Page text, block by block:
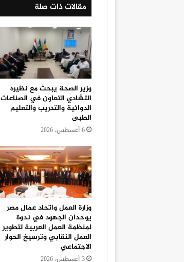
مقالات ذات صلة
وزير الصحة يبحث مع نظيره
التشادي التعاون في الصناعات
الدوائية والتدريب والتعليم
الطبى
6 أغسطس، 2026
وزارة العمل واتحاد عمال مصر
يوحدان الجهود في ندوة
لمنظمة العمل العربية لتطوير
العمل النقابي وترسيخ الحوار
الاجتماعي
3 أغسطس، 2026